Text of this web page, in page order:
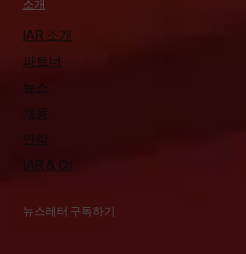
소개
IAR 소개
파트너
뉴스
채용
연락
IAR & Qt
뉴스레터 구독하기